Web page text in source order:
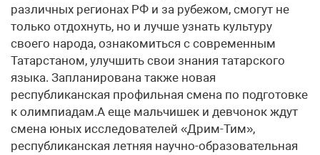
различных регионах РФ и за рубежом, смогут не
только отдохнуть, но и лучше узнать культуру
своего народа, ознакомиться с современным
Татарстаном, улучшить свои знания татарского
языка. Запланирована также новая
республиканская профильная смена по подготовке
к олимпиадам.А еще мальчишек и девчонок ждут
смена юных исследователей «Дрим-Тим»,
республиканская летняя научно-образовательная